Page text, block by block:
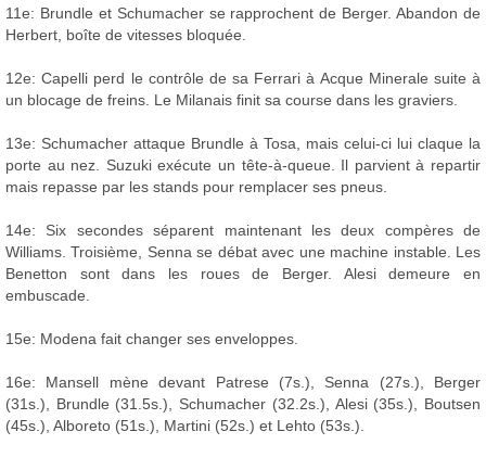
11e: Brundle et Schumacher se rapprochent de Berger. Abandon de
Herbert, boîte de vitesses bloquée.
12e: Capelli perd le contrôle de sa Ferrari à Acque Minerale suite à
un blocage de freins. Le Milanais finit sa course dans les graviers.
13e: Schumacher attaque Brundle à Tosa, mais celui-ci lui claque la
porte au nez. Suzuki exécute un tête-à-queue. Il parvient à repartir
mais repasse par les stands pour remplacer ses pneus.
14e: Six secondes séparent maintenant les deux compères de
Williams. Troisième, Senna se débat avec une machine instable. Les
Benetton sont dans les roues de Berger. Alesi demeure en
embuscade.
15e: Modena fait changer ses enveloppes.
16e: Mansell mène devant Patrese (7s.), Senna (27s.), Berger
(31s.), Brundle (31.5s.), Schumacher (32.2s.), Alesi (35s.), Boutsen
(45s.), Alboreto (51s.), Martini (52s.) et Lehto (53s.).